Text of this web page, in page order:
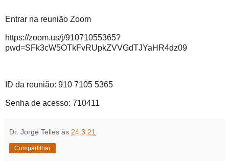
Entrar na reunião Zoom
https://zoom.us/j/91071055365?
pwd=SFk3cW5OTkFvRUpkZVVGdTJYaHR4dz09
ID da reunião: 910 7105 5365
Senha de acesso: 710411
Dr. Jorge Telles às 24.3.21
Compartilhar